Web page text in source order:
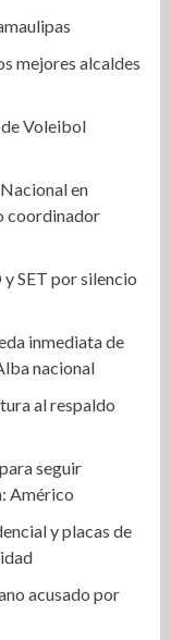
mejores alcaldes
Voleibol
en
coordinador
SET por silencio
inmediata de
nacional
al respaldo
seguir
Américo
y placas de
acusado por